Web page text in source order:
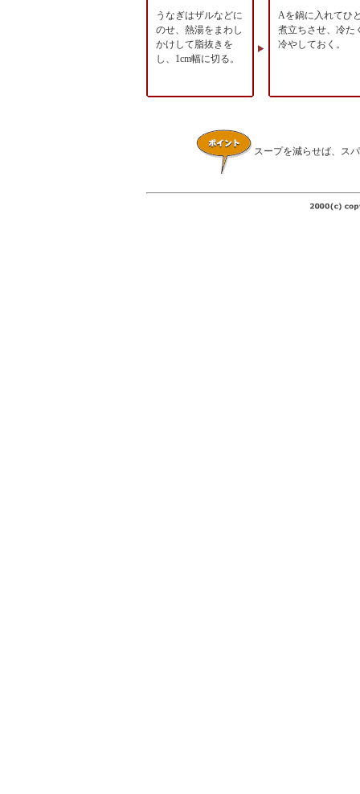
うなぎはザルなどに
のせ、熱湯をまわし
かけして脂抜きを
し、1cm幅に切る。
Aを鍋に入れてひ
煮立ちさせ、冷た
冷やしておく。
スープを減らせば、ス